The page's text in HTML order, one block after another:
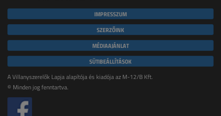
IMPRESSZUM
SZERZŐINK
MÉDIAAJÁNLAT
SÜTIBEÁLLÍTÁSOK
A Villanyszerelők Lapja alapítója és kiadója az M-12/B Kft.
© Minden jog fenntartva.